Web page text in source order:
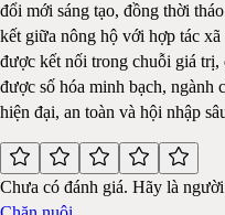
đổi mới sáng tạo, đồng thời
kết giữa nông hộ với hợp tác
được kết nối trong chuỗi giá
được số hóa minh bạch, ngành
hiện đại, an toàn và hội nhập
Chưa có đánh giá. Hãy là